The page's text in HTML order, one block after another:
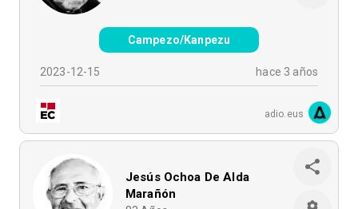
Campezo/Kanpezu
2023-12-15 hace 3 años
adio.eus
Jesús Ochoa De Alda
Marañón